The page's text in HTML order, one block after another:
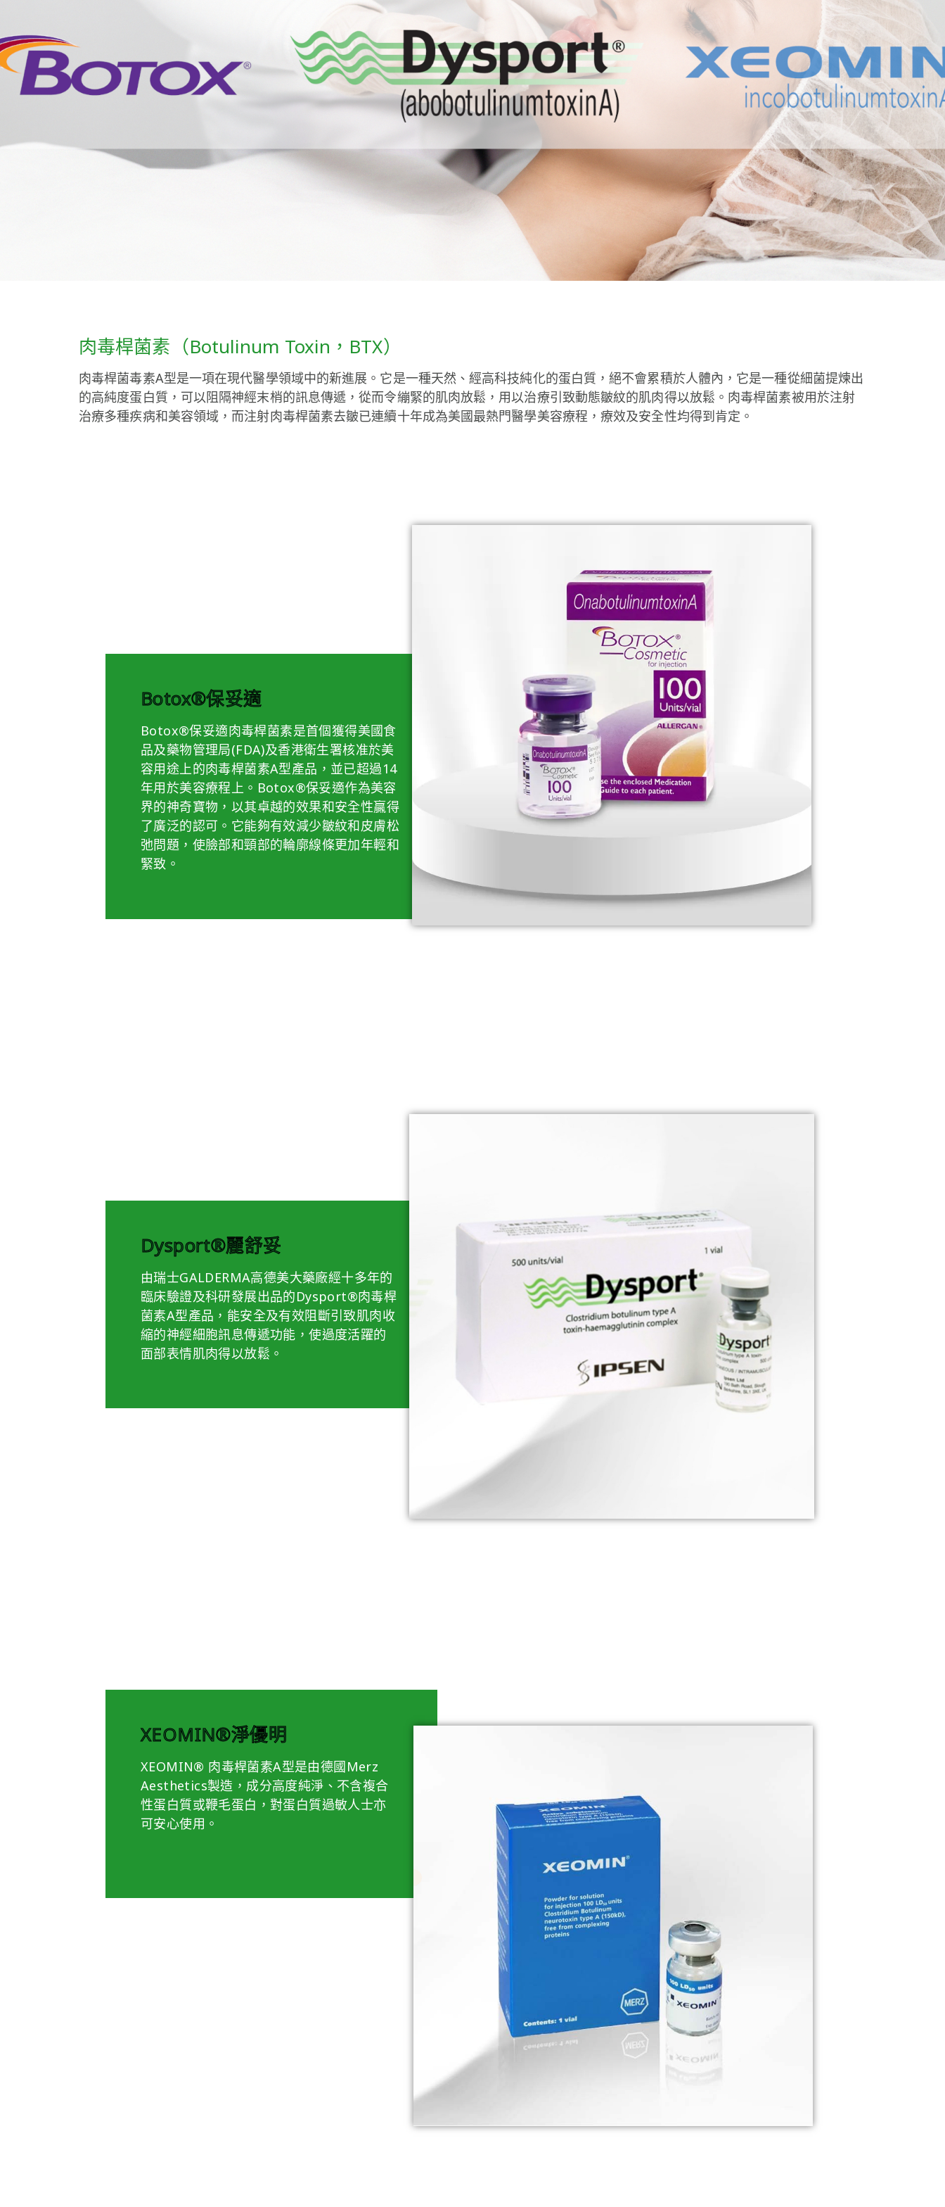
肉毒桿菌素（Botulinum Toxin，BTX）
肉毒桿菌毒素A型是一項在現代醫學領域中的新進展。它是一種天然、經高科技純化的蛋白質，絕不會累積於人體內，它是一種從細菌提煉出
的高純度蛋白質，可以阻隔神經末梢的訊息傳遞，從而令繃緊的肌肉放鬆，用以治療引致動態皺紋的肌肉得以放鬆。肉毒桿菌素被用於注射
治療多種疾病和美容領域，而注射肉毒桿菌素去皺已連續十年成為美國最熱門醫學美容療程，療效及安全性均得到肯定。
Botox®保妥適
Botox®保妥適肉毒桿菌素是首個獲得美國食
品及藥物管理局(FDA)及香港衛生署核准於美
容用途上的肉毒桿菌素A型產品，並已超過14
年用於美容療程上。Botox®保妥適作為美容
界的神奇寶物，以其卓越的效果和安全性贏得
了廣泛的認可。它能夠有效減少皺紋和皮膚松
弛問題，使臉部和頸部的輪廓線條更加年輕和
緊致。
Dysport®麗舒妥
由瑞士GALDERMA高德美大藥廠經十多年的
臨床驗證及科研發展出品的Dysport®肉毒桿
菌素A型產品，能安全及有效阻斷引致肌肉收
縮的神經細胞訊息傳遞功能，使過度活躍的
面部表情肌肉得以放鬆。
XEOMIN®淨優明
XEOMIN® 肉毒桿菌素A型是由德國Merz
Aesthetics製造，成分高度純淨、不含複合
性蛋白質或鞭毛蛋白，對蛋白質過敏人士亦
可安心使用。